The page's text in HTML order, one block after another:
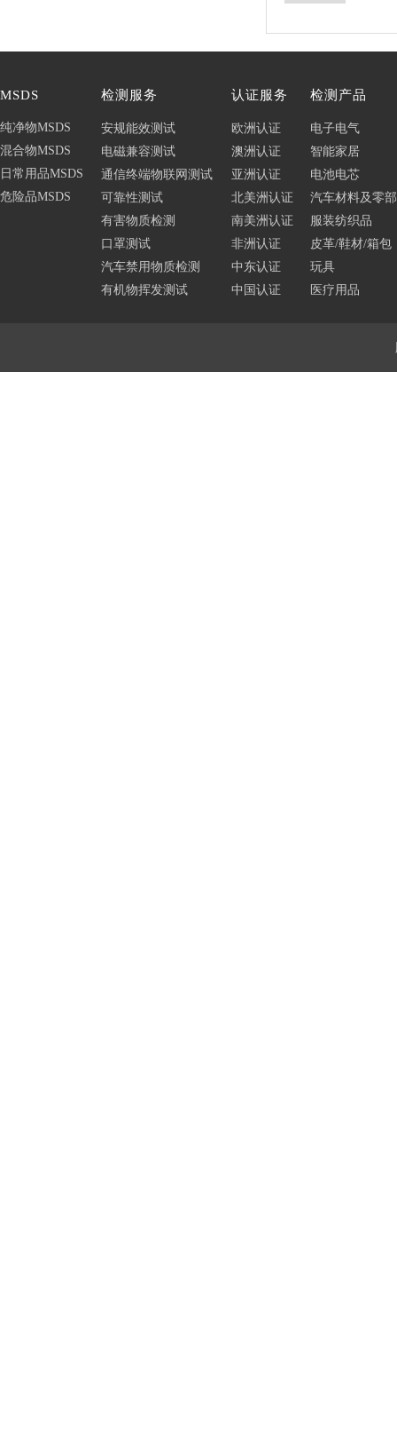
MSDS
纯净物MSDS
混合物MSDS
日常用品MSDS
危险品MSDS
检测服务
安规能效测试
电磁兼容测试
通信终端物联网测试
可靠性测试
有害物质检测
口罩测试
汽车禁用物质检测
有机物挥发测试
认证服务
欧洲认证
澳洲认证
亚洲认证
北美洲认证
南美洲认证
非洲认证
中东认证
中国认证
检测产品
电子电气
智能家居
电池电芯
汽车材料及零
服装纺织品
皮革/鞋材/箱包
玩具
医疗用品